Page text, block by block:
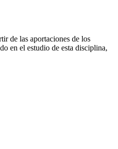
de las aportaciones de los
en el estudio de esta disciplina,